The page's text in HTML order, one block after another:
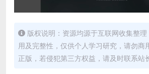
版权说明：资源均源于互联网收集整
用及完整性，仅供个人学习研究，请勿商
正版，若侵犯第三方权益，请及时联系站